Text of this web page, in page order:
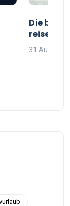
Die
reisende
31 August